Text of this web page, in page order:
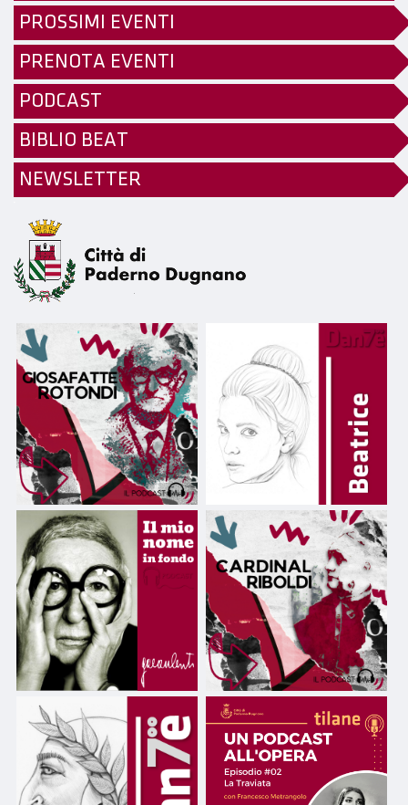
PROSSIMI EVENTI
PRENOTA EVENTI
PODCAST
BIBLIO BEAT
NEWSLETTER